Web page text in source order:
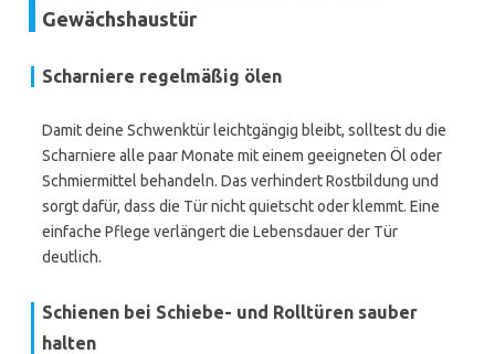
Gewächshaustür
Scharniere regelmäßig ölen
Damit deine Schwenktür leichtgängig bleibt, solltest du die
Scharniere alle paar Monate mit einem geeigneten Öl oder
Schmiermittel behandeln. Das verhindert Rostbildung und
sorgt dafür, dass die Tür nicht quietscht oder klemmt. Eine
einfache Pflege verlängert die Lebensdauer der Tür
deutlich.
Schienen bei Schiebe- und Rolltüren sauber
halten